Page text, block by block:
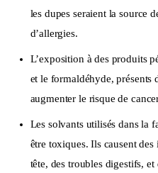
les dupes seraient la source
d’allergies.
L’exposition à des produits
et le formaldéhyde, présents
augmenter le risque de
Les solvants utilisés dans la
être toxiques. Ils causent
tête, des troubles digestifs,